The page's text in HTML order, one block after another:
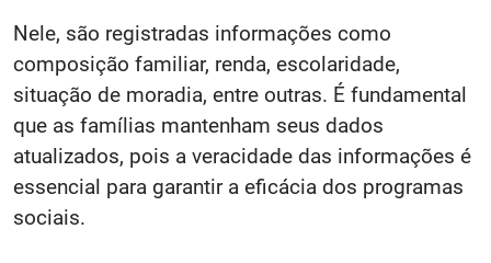
Nele, são registradas informações como
composição familiar, renda, escolaridade,
situação de moradia, entre outras. É fundamental
que as famílias mantenham seus dados
atualizados, pois a veracidade das informações é
essencial para garantir a eficácia dos programas
sociais.